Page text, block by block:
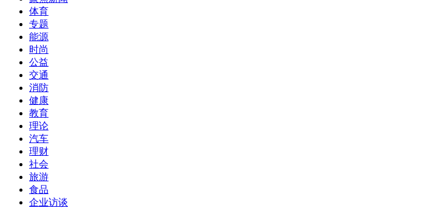
体育
专题
能源
时尚
公益
交通
消防
健康
教育
理论
汽车
理财
社会
旅游
食品
企业访谈